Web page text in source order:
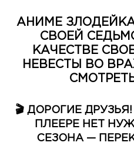
АНИМЕ
СВОЕЙ
КАЧЕСТВЕ
НЕВЕСТЫ ВО
🎬 ДОРОГИЕ
ПЛЕЕРЕ НЕТ
СЕЗОНА —